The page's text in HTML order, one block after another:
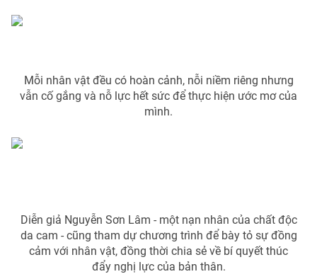
VTV4
Liên hệ tòa soạn English
Theo dõi báo trên
Cơ quan chủ quản:Đài Truyền hình Việt Nam
Mỗi nhân vật đều có hoàn cảnh, nỗi niềm riêng nhưng
vẫn cố gắng và nỗ lực hết sức để thực hiện ước mơ của
mình.
Diễn giả Nguyễn Sơn Lâm - một nạn nhân của chất độc
da cam - cũng tham dự chương trình để bày tỏ sự đồng
cảm với nhân vật, đồng thời chia sẻ về bí quyết thúc
đẩy nghị lực của bản thân.